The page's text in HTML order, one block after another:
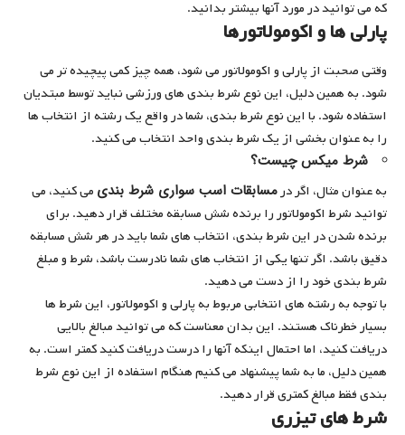
که می توانید در مورد آنها بیشتر بدانید.
پارلی ها و اکومولاتورها
وقتی صحبت از پارلی و اکومولاتور می شود، همه چیز کمی پیچیده تر می
شود. به همین دلیل، این نوع شرط بندی های ورزشی نباید توسط مبتدیان
استفاده شود. با این نوع شرط بندی، شما در واقع یک رشته از انتخاب ها
را به عنوان بخشی از یک شرط بندی واحد انتخاب می کنید.
شرط میکس چیست؟
به عنوان مثال، اگر درمسابقات اسب سواری شرط بندی می کنید، می
توانید شرط اکومولاتور را برنده شش مسابقه مختلف قرار دهید. برای
برنده شدن در این شرط بندی، انتخاب های شما باید در هر شش مسابقه
دقیق باشد. اگر تنها یکی از انتخاب های شما نادرست باشد، شرط و مبلغ
شرط بندی خود را از دست می دهید.
با توجه به رشته های انتخابی مربوط به پارلی و اکومولاتور، این شرط ها
بسیار خطرناک هستند. این بدان معناست که می توانید مبالغ بالایی
دریافت کنید، اما احتمال اینکه آنها را درست دریافت کنید کمتر است. به
همین دلیل، ما به شما پیشنهاد می کنیم هنگام استفاده از این نوع شرط
بندی فقط مبالغ کمتری قرار دهید.
شرط های تیزری